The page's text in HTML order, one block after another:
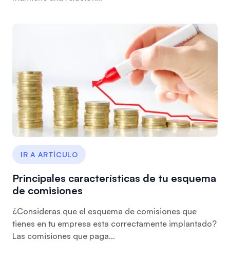
IR A ARTÍCULO
Principales características de tu esquema
de comisiones
¿Consideras que el esquema de comisiones que
tienes en tu empresa esta correctamente implantado?
Las comisiones que paga...